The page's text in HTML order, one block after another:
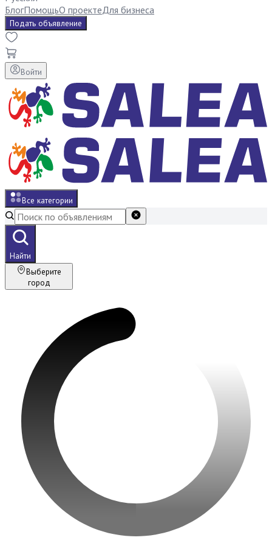
БлогПомощьО проектеДля бизнеса
Подать объявление
Войти
Все категории
Найти
Выберите
город